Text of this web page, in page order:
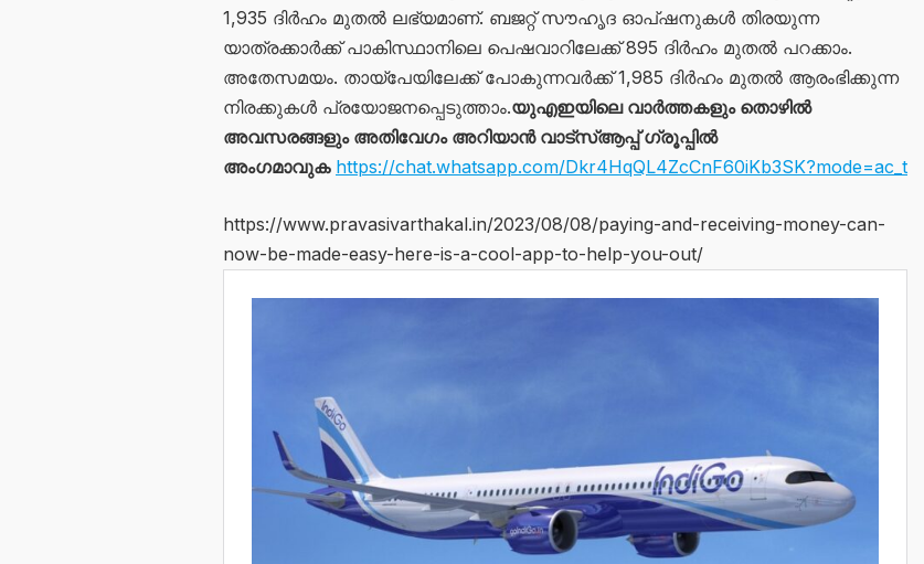
1,935 ദിർഹം മുതൽ ലഭ്യമാണ്. ബജറ്റ് സൗഹൃദ ഓപ്ഷനുകൾ തിരയുന്ന
യാത്രക്കാർക്ക് പാകിസ്ഥാനിലെ പെഷവാറിലേക്ക് 895 ദിർഹം മുതൽ പറക്കാം.
അതേസമയം. തായ്‌പേയിലേക്ക് പോകുന്നവർക്ക് 1,985 ദിർഹം മുതൽ ആരംഭിക്കുന്ന
നിരക്കുകൾ പ്രയോജനപ്പെടുത്താം.യുഎഇയിലെ വാർത്തകളും തൊഴിൽ
അവസരങ്ങളും അതിവേഗം അറിയാൻ വാട്സ്ആപ്പ് ഗ്രൂപ്പിൽ
അംഗമാവുക https://chat.whatsapp.com/Dkr4HqQL4ZcCnF60iKb3SK?mode=ac_t
https://www.pravasivarthakal.in/2023/08/08/paying-and-receiving-money-can-
now-be-made-easy-here-is-a-cool-app-to-help-you-out/